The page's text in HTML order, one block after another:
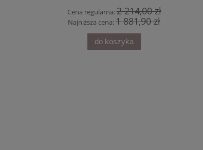
Cena regularna:2 214,00 zł
Najniższa cena:1 881,90 zł
do koszyka